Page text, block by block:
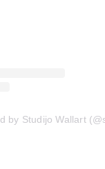
by Studijo Wallart